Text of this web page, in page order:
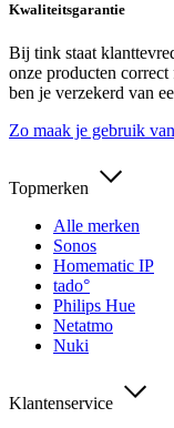
Kwaliteitsgarantie
Bij tink staat
onze producten
ben je verzekerd van
Zo maak je gebruik
Topmerken
Alle merken
Sonos
Homematic IP
tado°
Philips Hue
Netatmo
Nuki
Klantenservice